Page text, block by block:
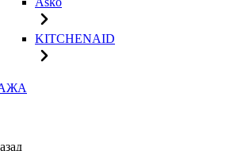
KITCHENAID